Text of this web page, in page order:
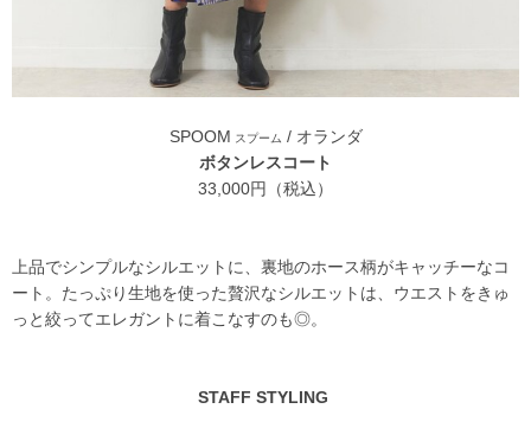
SPOOM スプーム / オランダ
ボタンレスコート
33,000円（税込）
上品でシンプルなシルエットに、裏地のホース柄がキャッチーなコ
ート。たっぷり生地を使った贅沢なシルエットは、ウエストをきゅ
っと絞ってエレガントに着こなすのも◎。
STAFF STYLING